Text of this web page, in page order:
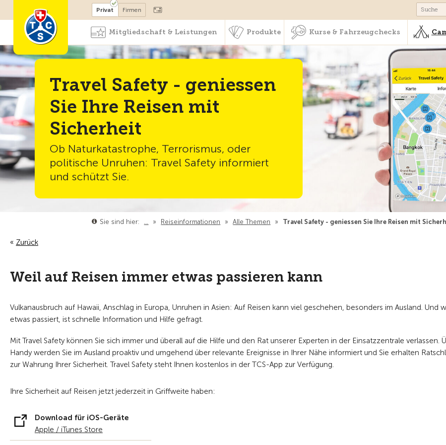
Mitglied werden Kurse & Fahrzeugchecks
Privat Firmen
Mitgliedschaft & Leistungen Produkte Kurse & Fahrzeugchecks
Travel Safety - geniessen
Sie Ihre Reisen mit
Sicherheit
Ob Naturkatastrophe, Terrorismus, oder
politische Unruhen: Travel Safety informiert
und schützt Sie.
Sie sind hier: … » Reiseinformationen » Alle Themen » Travel Safety - geniessen Sie Ihre Reisen mit
Zurück
Weil auf Reisen immer etwas passieren kann
Vulkanausbruch auf Hawaii, Anschlag in Europa, Unruhen in Asien: Auf Reisen kann viel geschehen, besonders im Ausland. Und
etwas passiert, ist schnelle Information und Hilfe gefragt.
Mit Travel Safety können Sie sich immer und überall auf die Hilfe und den Rat unserer Experten in der Einsatzzentrale verlassen.
Handy werden Sie im Ausland proaktiv und umgehend über relevante Ereignisse in Ihrer Nähe informiert und Sie erhalten
zur Wahrung Ihrer Sicherheit. Travel Safety steht Ihnen kostenlos in der TCS-App zur Verfügung.
Ihre Sicherheit auf Reisen jetzt jederzeit in Griffweite haben:
Download für iOS-Geräte
Apple / iTunes Store